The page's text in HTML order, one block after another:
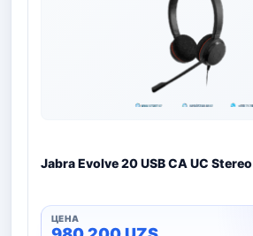
Jabra Evolve 20 USB CA UC Stereo